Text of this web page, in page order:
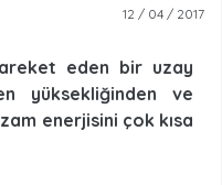
12 / 04 / 2017
eden bir uzay
yüksekliğinden ve
enerjisini çok kısa